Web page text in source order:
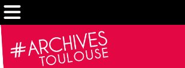
Gestion de vos préférences sur les cookies